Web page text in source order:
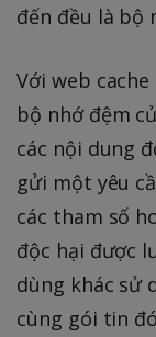
đến đều là bộ
Với web
bộ nhớ đệm
các nội dung
gửi một yêu
các tham số
độc hại được
dùng khác sử
cùng gói tin